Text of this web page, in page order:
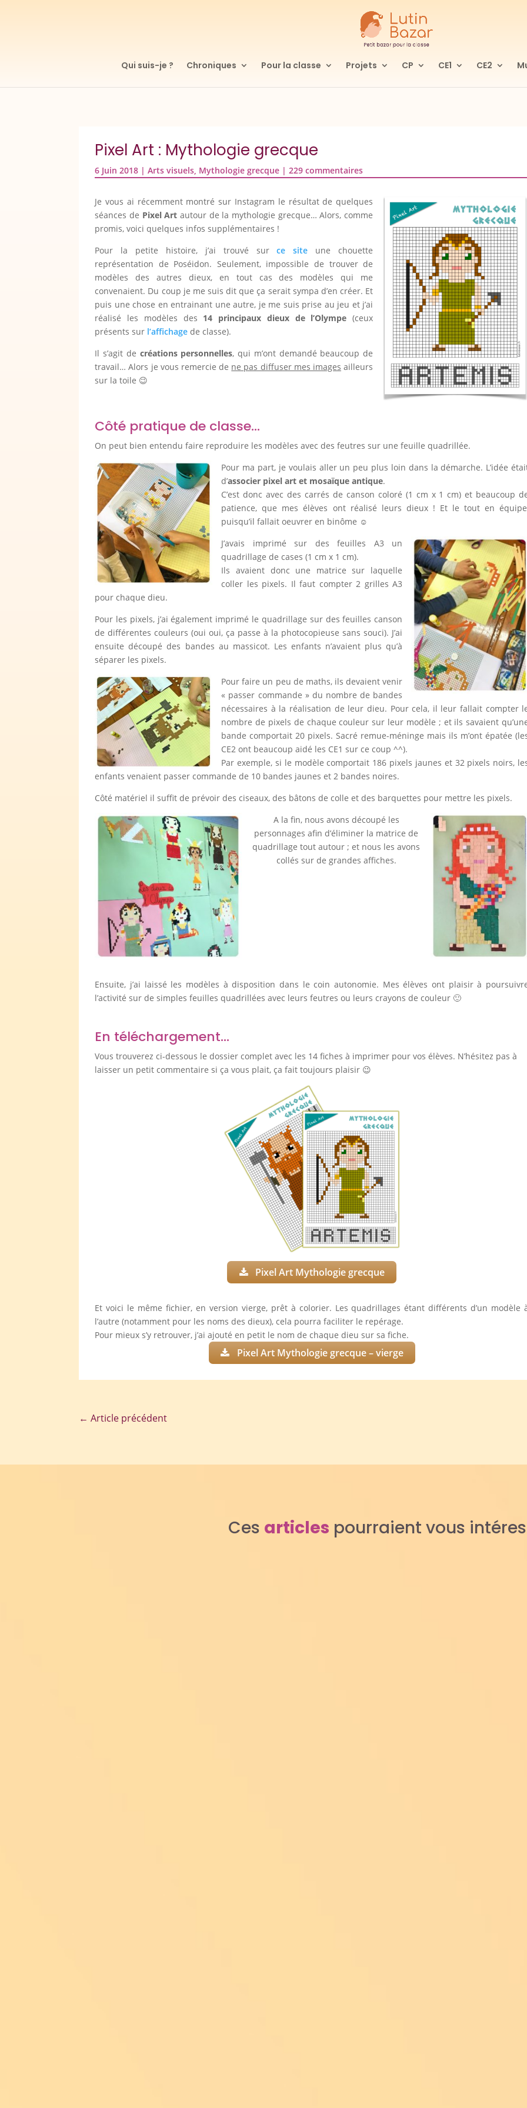
Qui suis-je ? Chroniques Pour la classe Projets CP CE1 CE2
Pixel Art : Mythologie grecque
6 Juin 2018 |Arts visuels, Mythologie grecque |229 commentaires
Je vous ai récemment montré sur Instagram le résultat de quelques
séances de Pixel Art autour de la mythologie grecque… Alors, comme
promis, voici quelques infos supplémentaires !
Pour la petite histoire, j’ai trouvé surce site une chouette
représentation de Poséidon. Seulement, impossible de trouver de
modèles des autres dieux, en tout cas des modèles qui me
convenaient. Du coup je me suis dit que ça serait sympa d’en créer. Et
puis une chose en entrainant une autre, je me suis prise au jeu et j’ai
réalisé les modèles des 14 principaux dieux de l’Olympe (ceux
présents sur l’affichage de classe).
Il s’agit de créations personnelles, qui m’ont demandé beaucoup de
travail… Alors je vous remercie de ne pas diffuser mes images ailleurs
sur la toile 😉
Côté pratique de classe…
On peut bien entendu faire reproduire les modèles avec des feutres sur une feuille quadrillée.
Pour ma part, je voulais aller un peu plus loin dans la démarche. L’idée
d’associer pixel art et mosaïque antique.
C’est donc avec des carrés de canson coloré (1 cm x 1 cm) et beaucoup
patience, que mes élèves ont réalisé leurs dieux ! Et le tout en
puisqu’il fallait oeuvrer en binôme ☺️
J’avais imprimé sur des feuilles A3 un
quadrillage de cases (1 cm x 1 cm).
Ils avaient donc une matrice sur laquelle
coller les pixels. Il faut compter 2 grilles A3
pour chaque dieu.
Pour les pixels, j’ai également imprimé le quadrillage sur des feuilles canson
de différentes couleurs (oui oui, ça passe à la photocopieuse sans souci). J’ai
ensuite découpé des bandes au massicot. Les enfants n’avaient plus qu’à
séparer les pixels.
Pour faire un peu de maths, ils devaient venir
« passer commande » du nombre de bandes
nécessaires à la réalisation de leur dieu. Pour cela, il leur fallait compter
nombre de pixels de chaque couleur sur leur modèle ; et ils savaient
bande comportait 20 pixels. Sacré remue-méninge mais ils m’ont épatée
CE2 ont beaucoup aidé les CE1 sur ce coup ^^).
Par exemple, si le modèle comportait 186 pixels jaunes et 32 pixels noirs,
enfants venaient passer commande de 10 bandes jaunes et 2 bandes noires.
Côté matériel il suffit de prévoir des ciseaux, des bâtons de colle et des barquettes pour mettre les pixels.
A la fin, nous avons découpé les
personnages afin d’éliminer la matrice de
quadrillage tout autour ; et nous les avons
collés sur de grandes affiches.
Ensuite, j’ai laissé les modèles à disposition dans le coin autonomie. Mes élèves ont plaisir à
l’activité sur de simples feuilles quadrillées avec leurs feutres ou leurs crayons de couleur 🙂
En téléchargement…
Vous trouverez ci-dessous le dossier complet avec les 14 fiches à imprimer pour vos élèves. N’hésitez pas à
laisser un petit commentaire si ça vous plait, ça fait toujours plaisir 😉
Pixel Art Mythologie grecque
Et voici le même fichier, en version vierge, prêt à colorier. Les quadrillages étant différents d’un modèle
l’autre (notamment pour les noms des dieux), cela pourra faciliter le repérage.
Pour mieux s’y retrouver, j’ai ajouté en petit le nom de chaque dieu sur sa fiche.
Pixel Art Mythologie grecque – vierge
←Article précédent
Ces articles pourraient vous